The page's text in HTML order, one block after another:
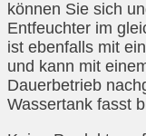
können Sie sich
Entfeuchter im
ist ebenfalls mit
und kann mit
Dauerbetrieb
Wassertank fasst